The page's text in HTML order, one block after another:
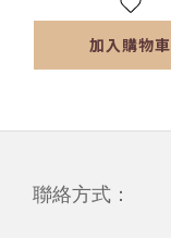
加入購物車
聯絡方式：